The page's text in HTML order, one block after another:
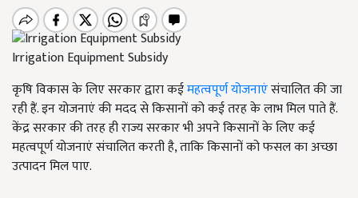
Irrigation Equipment Subsidy
कृषि विकास के लिए सरकार द्वारा कईमहत्वपूर्ण योजनाएंसंचालित की जा
रही हैं. इन योजनाएं की मदद से किसानों को कई तरह के लाभ मिल पाते हैं.
केंद्र सरकार की तरह ही राज्य सरकार भी अपने किसानों के लिए कई
महत्वपूर्ण योजनाएं संचालित करती है, ताकि किसानों को फसल का अच्छा
उत्पादन मिल पाए.